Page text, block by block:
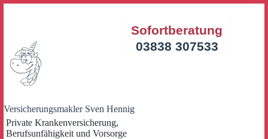
Versicherungsmakler Sven Hennig
Private Krankenversicherung,
Berufsunfähigkeit und Vorsorge
Sofortberatung
03838 307533